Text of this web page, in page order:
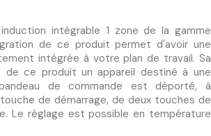
intégrable 1 zone de la gamme
de ce produit permet d'avoir une
intégrée à votre plan de travail. Sa
ce produit un appareil destiné à une
de commande est déporté, à
de démarrage, de deux touches de
Le réglage est possible en température